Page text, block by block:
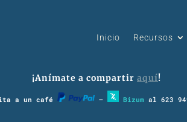
Inicio Recursos
¡Anímate a compartir aquí!
a un café – Bizum al 623